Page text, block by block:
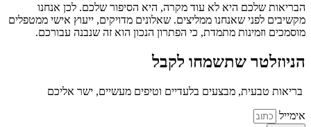
הבריאות שלכם היא לא עוד מקרה, היא הסיפור שלכם. לכן אנחנו
מקשיבים לפני שאנחנו ממליצים. שאלונים מדויקים, ייעוץ אישי ממטפלים
מוסמכים וזמינות מתמדת, כי הפתרון הנכון הוא זה שנבנה עבורכם.
הניוזלטר שתשמחו לקבל
בריאות טבעית, מבצעים בלעדיים וטיפים מעשיים, ישר אליכם
אימייל